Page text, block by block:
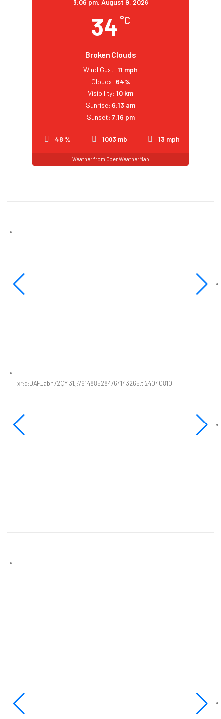
3:06 pm, August 9, 2026
34 °C
Broken Clouds
48 % 1003 mb 13 mph
Wind Gust: 11 mph
Clouds: 64%
Visibility: 10 km
Sunrise: 6:13 am
Sunset: 7:16 pm
Weather from OpenWeatherMap
xr:d:DAF_abh72QY:31,j:7614885284764143265,t:24040810